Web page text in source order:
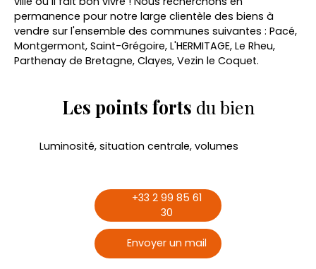
permanence pour notre large clientèle des biens à
vendre sur l'ensemble des communes suivantes : Pacé,
Montgermont, Saint-Grégoire, L'HERMITAGE, Le Rheu,
Parthenay de Bretagne, Clayes, Vezin le Coquet.
Les points forts du bien
Luminosité, situation centrale, volumes
+33 2 99 85 61
30
Envoyer un mail